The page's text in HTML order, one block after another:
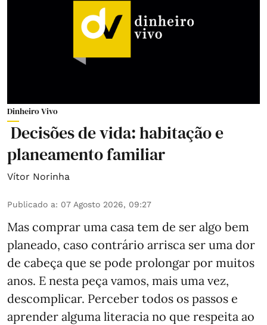
Dinheiro Vivo
Decisões de vida: habitação e
planeamento familiar
Vítor Norinha
Publicado a: 07 Agosto 2026, 09:27
Mas comprar uma casa tem de ser algo bem
planeado, caso contrário arrisca ser uma dor
de cabeça que se pode prolongar por muitos
anos. E nesta peça vamos, mais uma vez,
descomplicar. Perceber todos os passos e
aprender alguma literacia no que respeita ao